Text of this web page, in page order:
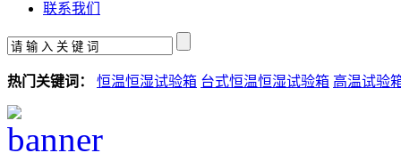
联系我们
热门关键词： 恒温恒湿试验箱 台式恒温恒湿试验箱 高温试验